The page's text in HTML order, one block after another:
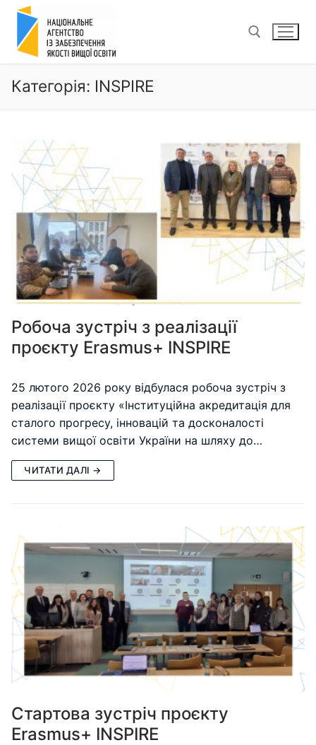
Перейти
вмісту
Пошук:
Категорія: INSPIRE
Робоча зустріч з реалізації
проєкту Erasmus+ INSPIRE
25 лютого 2026 року відбулася робоча зустріч з
реалізації проєкту «Інституційна акредитація для
сталого прогресу, інновацій та досконалості
системи вищої освіти України на шляху до…
ЧИТАТИ ДАЛІ →
Стартова зустріч проєкту
Erasmus+ INSPIRE